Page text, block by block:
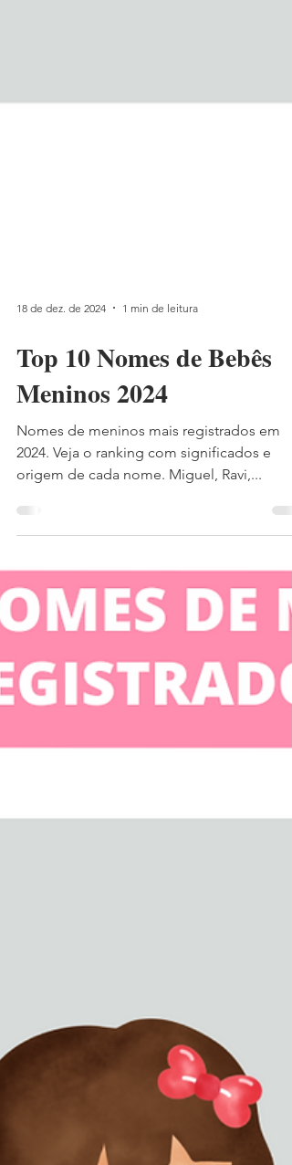
Top 10 Nomes de Bebês
Meninos 2024
Nomes de meninos mais registrados em
2024. Veja o ranking com significados e
origem de cada nome. Miguel, Ravi,...